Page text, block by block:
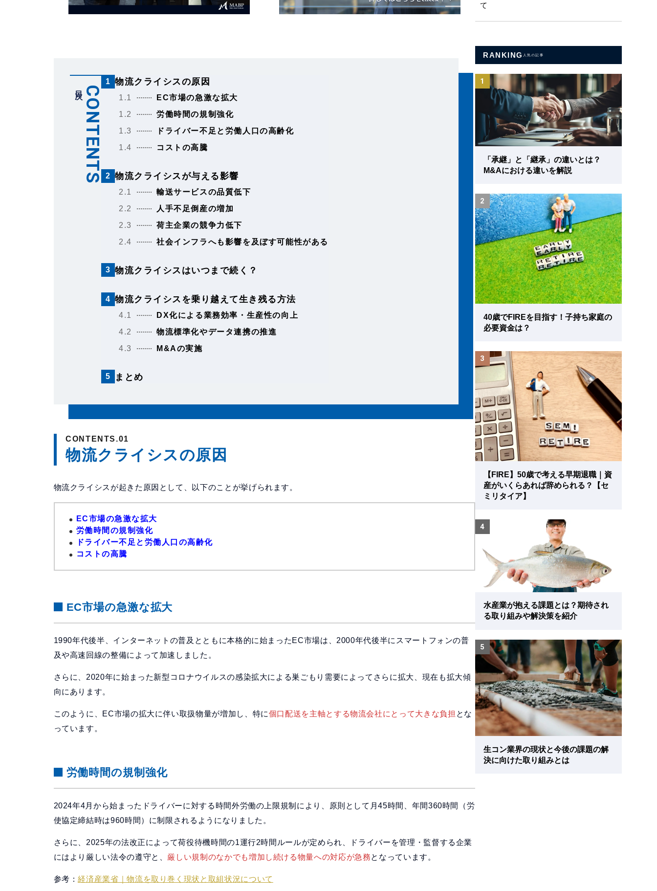
CONTENTS
1 物流クライシスの原因
1.1
EC市場の急激な拡大
1.2
労働時間の規制強化
1.3
ドライバー不足と労働人口の高齢化
1.4
コストの高騰
2 物流クライシスが与える影響
2.1
輸送サービスの品質低下
2.2
人手不足倒産の増加
2.3
荷主企業の競争力低下
2.4
社会インフラへも影響を及ぼす可能性がある
3 物流クライシスはいつまで続く？
4 物流クライシスを乗り越えて生き残る方法
4.1
DX化による業務効率・生産性の向上
4.2
物流標準化やデータ連携の推進
4.3
M&Aの実施
5 まとめ
物流クライシスの原因
物流クライシスが起きた原因として、以下のことが挙げられます。
EC市場の急激な拡大
労働時間の規制強化
ドライバー不足と労働人口の高齢化
コストの高騰
EC市場の急激な拡大
1990年代後半、インターネットの普及とともに本格的に始まったEC市場は、2000年代後半にスマートフォンの普
及や高速回線の整備によって加速しました。
さらに、2020年に始まった新型コロナウイルスの感染拡大による巣ごもり需要によってさらに拡大、現在も拡大傾
向にあります。
このように、EC市場の拡大に伴い取扱物量が増加し、特に個口配送を主軸とする物流会社にとって大きな負担 とな
っています。
労働時間の規制強化
2024年4月から始まったドライバーに対する時間外労働の上限規制により、原則として月45時間、年間360時間（労
使協定締結時は960時間）に制限されるようになりました。
さらに、2025年の法改正によって荷役待機時間の1運行2時間ルールが定められ、ドライバーを管理・監督する企業
にはより厳しい法令の遵守と、 厳しい規制のなかでも増加し続ける物量への対応が急務となっています。
参考：経済産業省｜物流を取り巻く現状と取組状況について
て
RANKING 人気の記事
1
「承継」と「継承」の違いとは？
M&Aにおける違いを解説
2
40歳でFIREを目指す！子持ち家庭の
必要資金は？
3
【FIRE】50歳で考える早期退職｜資
産がいくらあれば辞められる？【セ
ミリタイア】
4
水産業が抱える課題とは？期待され
る取り組みや解決策を紹介
5
生コン業界の現状と今後の課題の解
決に向けた取り組みとは